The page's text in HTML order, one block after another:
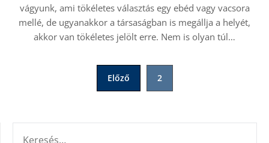
vágyunk, ami tökéletes választás egy ebéd vagy vacsora
mellé, de ugyanakkor a társaságban is megállja a helyét,
akkor van tökéletes jelölt erre. Nem is olyan túl…
Előző 2